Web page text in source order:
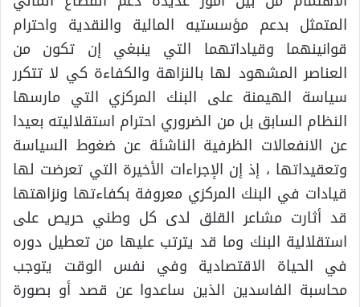
المتمثل بدعم مؤسستيه المالية والنقدية واحترام
قوانينهما وقياداتهما التي ينبغي إن تكون من
العناصر المشهود لها بالنزاهة والكفاءة كي لا تتكرر
سياسة الهيمنة على البنك المركزي التي مارسها
النظام السابق بل من الضروري احترام استقلاليته بعيدا
عن الانفعالات الظرفية الناشئة عن ضغوط السياسة
وتعقيداتها ، إذ إن الإجراءات الأخيرة التي تعرضت لها
قيادات في البنك المركزي معروفة بكفاءتها ونزاهتها
قد أثارت مشاعر القلق لدى كل وطني حريص على
استقلالية البنك وما قد يترتب عليها من تعطيل دوره
في الحياة الاقتصادية وفي نفس الوقت يتوجب
محاسبة الفاسدين الذين ساعدوا عن قصد أو بصورة